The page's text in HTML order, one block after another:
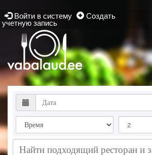
Войти в систему
Создать
учетную запись